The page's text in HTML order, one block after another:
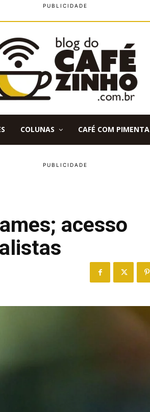
COLUNAS CAFÉ COM PIMENTA
acesso